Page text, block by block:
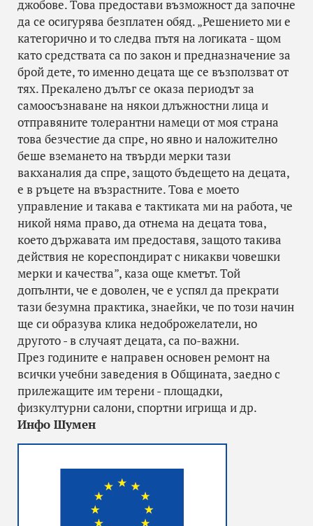
джобове. Това предостави възможност да започне
да се осигурява безплатен обяд. „Решението ми е
категорично и то следва пътя на логиката - щом
като средствата са по закон и предназначение за
брой дете, то именно децата ще се възползват от
тях. Прекалено дълъг се оказа периодът за
самоосъзнаване на някои длъжностни лица и
отправяните толерантни намеци от моя страна
това безчестие да спре, но явно и наложително
беше вземането на твърди мерки тази
вакханалия да спре, защото бъдещето на децата,
е в ръцете на възрастните. Това е моето
управление и такава е тактиката ми на работа, че
никой няма право, да отнема на децата това,
което държавата им предоставя, защото такива
действия не кореспондират с никакви човешки
мерки и качества”, каза още кметът. Той
допълнти, че е доволен, че е успял да прекрати
тази безумна практика, знаейки, че по този начин
ще си образува клика недоброжелатели, но
другото - в случаят децата, са по-важни.
През годините е направен основен ремонт на
всички учебни заведения в Общината, заедно с
прилежащите им терени - площадки,
физкултурни салони, спортни игрища и др.
Инфо Шумен